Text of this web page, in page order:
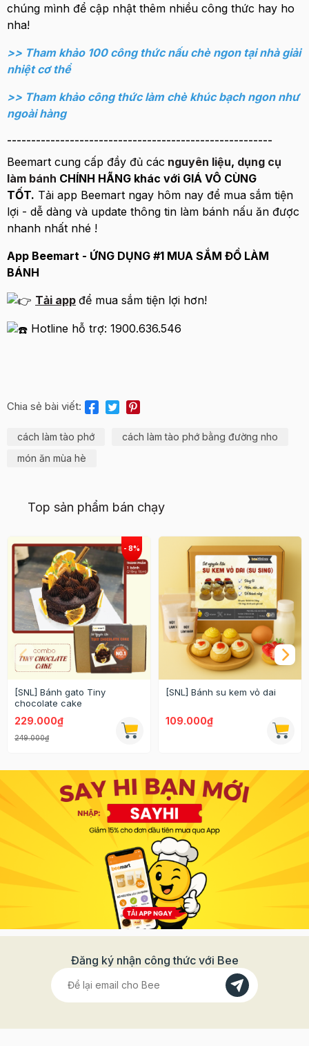
chúng mình để cập nhật thêm nhiều công thức hay ho
nha!
>> Tham khảo 100 công thức nấu chè ngon tại nhà giải
nhiệt cơ thể
>> Tham khảo công thức làm chè khúc bạch ngon như
ngoài hàng
-------------------------------------------------------
Beemart cung cấp đầy đủ các nguyên liệu, dụng cụ
làm bánh CHÍNH HÃNG khác với GIÁ VÔ CÙNG
TỐT. Tải app Beemart ngay hôm nay để mua sắm tiện
lợi - dễ dàng và update thông tin làm bánh nấu ăn được
nhanh nhất nhé !
App Beemart - ỨNG DỤNG #1 MUA SẮM ĐỒ LÀM
BÁNH
Tải app để mua sắm tiện lợi hơn!
Hotline hỗ trợ: 1900.636.546
Chia sẻ bài viết:
cách làm tào phớ
cách làm tào phớ bằng đường nho
món ăn mùa hè
Top sản phẩm bán chạy
[SNL] Bánh gato Tiny
chocolate cake
229.000₫
249.000₫
[SNL] Bánh su kem vỏ dai
109.000₫
Đăng ký nhận công thức với Bee